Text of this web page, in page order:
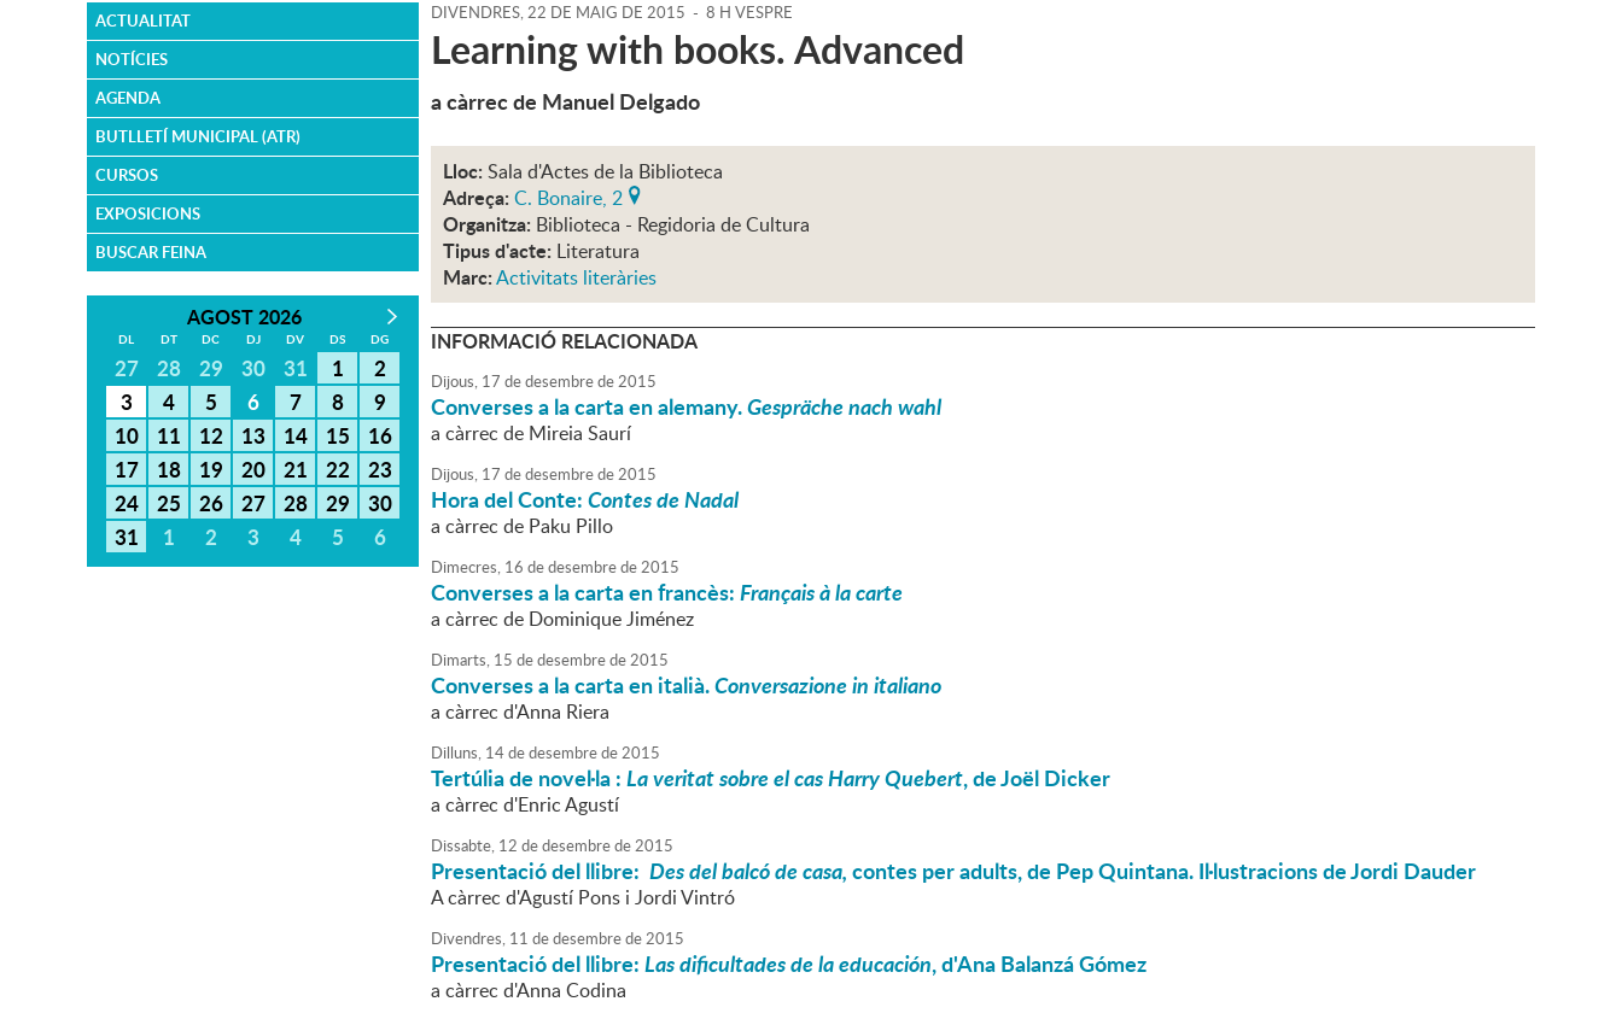
ACTUALITAT
NOTÍCIES
AGENDA
BUTLLETÍ MUNICIPAL (ATR)
CURSOS
EXPOSICIONS
BUSCAR FEINA
AGOST 2026
DL DT DC DJ DV DS DG
27 28 29 30 31 1
2
3
4 5 6 7 8
9
10
11 12 13 14 15
16
17
18 19 20 21 22
23
24
25 26 27 28 29
30
31
1 2 3 4 5 6
DIVENDRES,22 DE MAIG DE 2015 - 8 H VESPRE
Learning with books. Advanced
a càrrec de Manuel Delgado
Lloc: Sala d'Actes de la Biblioteca
Adreça: C. Bonaire, 2
Organitza: Biblioteca - Regidoria de Cultura
Tipus d'acte: Literatura
Marc:Activitats literàries
INFORMACIÓ RELACIONADA
Dijous, 17 dedesembrede2015
Converses a la carta en alemany.Gespräche nach wahl
a càrrec de Mireia Saurí
Dijous, 17 dedesembrede2015
Hora del Conte:Contes de Nadal
a càrrec de Paku Pillo
Dimecres, 16 dedesembrede2015
Converses a la carta en francès:Français à la carte
a càrrec de Dominique Jiménez
Dimarts, 15 dedesembrede2015
Converses a la carta en italià.Conversazione in italiano
a càrrec d'Anna Riera
Dilluns, 14dedesembrede2015
Tertúlia de novel·la :La veritat sobre el cas Harry Quebert, de Joël Dicker
a càrrec d'Enric Agustí
Dissabte, 12 dedesembrede2015
Presentació del llibre: Des del balcó de casa,contes per adults, de Pep Quintana. Il·lustracions de Jordi Dauder
A càrrec d'Agustí Pons i Jordi Vintró
Divendres, 11 dedesembrede2015
Presentació del llibre:Las dificultades de la educación, d'Ana Balanzá Gómez
a càrrec d'Anna Codina